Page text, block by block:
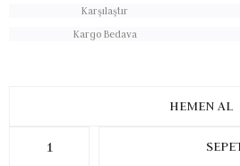
Karşılaştır
Kargo Bedava